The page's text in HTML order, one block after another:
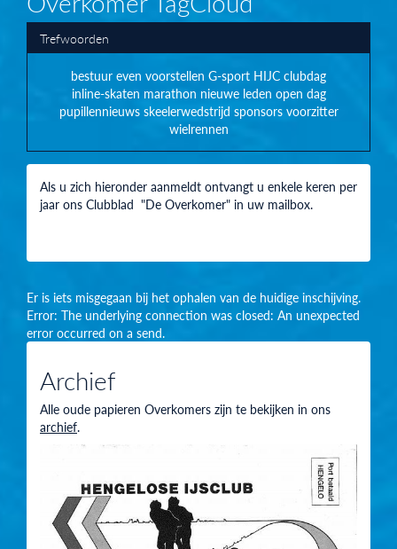
Trefwoorden
bestuur even voorstellen G-sport HIJC clubdag
inline-skaten marathon nieuwe leden open dag
pupillennieuws skeelerwedstrijd sponsors voorzitter
wielrennen
Als u zich hieronder aanmeldt ontvangt u enkele keren per
jaar ons Clubblad "De Overkomer" in uw mailbox.
Er is iets misgegaan bij het ophalen van de huidige inschijving.
Error: The underlying connection was closed: An unexpected
error occurred on a send.
Archief
Alle oude papieren Overkomers zijn te bekijken in ons
archief.